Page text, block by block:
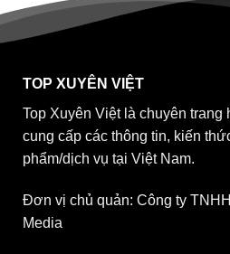
TOP XUYÊN VIỆT
Top Xuyên Việt là chuyên trang
cung cấp các thông tin, kiến
phẩm/dịch vụ tại Việt Nam.
Đơn vị chủ quản: Công ty
Media